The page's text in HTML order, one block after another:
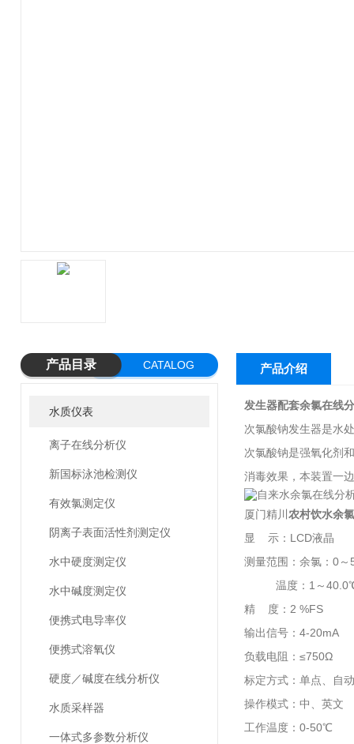
产品目录 CATALOG
水质仪表
离子在线分析仪
新国标泳池检测仪
有效氯测定仪
阴离子表面活性剂测定仪
水中硬度测定仪
水中碱度测定仪
便携式电导率仪
便携式溶氧仪
硬度／碱度在线分析仪
水质采样器
一体式多参数分析仪
产品介绍
发生器配套余氯在线
次氯酸钠发生器是水
次氯酸钠是强氧化剂
消毒效果，本装置一
厦门精川 农村饮水余
显 示：LCD液晶
测量范围：余氯：0
温度：1～
精 度：2 %FS
输出信号：4-20mA
负载电阻：≤750Ω
标定方式：单点、自
操作模式：中、英文
工作温度：0-50℃